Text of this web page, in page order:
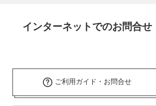
インターネットでのお問合せ
ご利用ガイド・お問合せ